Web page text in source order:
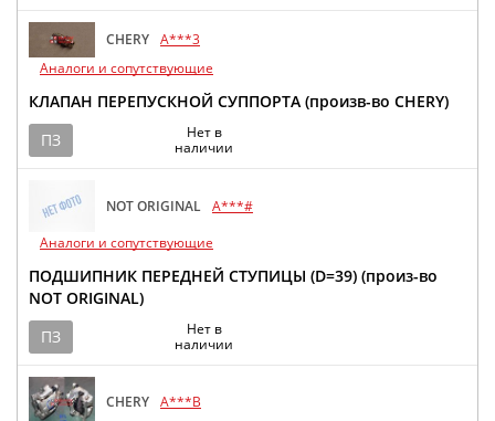
CHERY A***3
Аналоги и сопутствующие
КЛАПАН ПЕРЕПУСКНОЙ СУППОРТА (произв-во CHERY)
ПЗ
Нет в
наличии
NOT ORIGINAL A***#
Аналоги и сопутствующие
ПОДШИПНИК ПЕРЕДНЕЙ СТУПИЦЫ (D=39) (произ-во
NOT ORIGINAL)
ПЗ
Нет в
наличии
CHERY A***B